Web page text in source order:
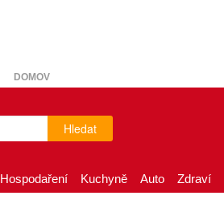
DOMOV
Hledat
Hospodaření Kuchyně Auto Zdraví